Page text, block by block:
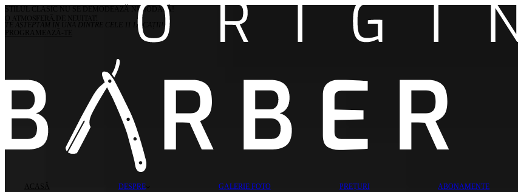
ACASĂ DESPRE GALERIE FOTO PREȚURI ABONAMENTE
STILUL CLASIC NU SE DEMODEAZĂ NICIODATĂ!
O ATMOSFERĂ DE NEUITAT!
TE AȘTEPTĂM ÎN UNA DINTRE CELE
LOCAȚII!
PROGRAMEAZĂ-TE